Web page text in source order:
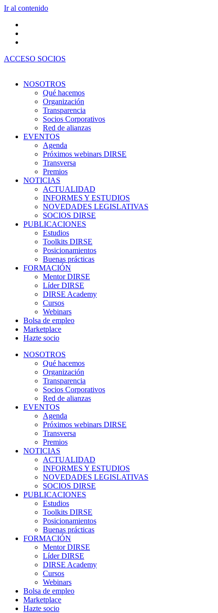
Ir al contenido
ACCESO SOCIOS
NOSOTROS
Qué hacemos
Organización
Transparencia
Socios Corporativos
Red de alianzas
EVENTOS
Agenda
Próximos webinars DIRSE
Transversa
Premios
NOTICIAS
ACTUALIDAD
INFORMES Y ESTUDIOS
NOVEDADES LEGISLATIVAS
SOCIOS DIRSE
PUBLICACIONES
Estudios
Toolkits DIRSE
Posicionamientos
Buenas prácticas
FORMACIÓN
Mentor DIRSE
Líder DIRSE
DIRSE Academy
Cursos
Webinars
Bolsa de empleo
Marketplace
Hazte socio
NOSOTROS
Qué hacemos
Organización
Transparencia
Socios Corporativos
Red de alianzas
EVENTOS
Agenda
Próximos webinars DIRSE
Transversa
Premios
NOTICIAS
ACTUALIDAD
INFORMES Y ESTUDIOS
NOVEDADES LEGISLATIVAS
SOCIOS DIRSE
PUBLICACIONES
Estudios
Toolkits DIRSE
Posicionamientos
Buenas prácticas
FORMACIÓN
Mentor DIRSE
Líder DIRSE
DIRSE Academy
Cursos
Webinars
Bolsa de empleo
Marketplace
Hazte socio